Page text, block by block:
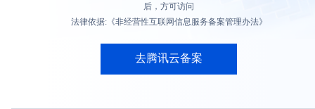
后，方可访问
法律依据:《非经营性互联网信息服务备案管理办法》
去腾讯云备案